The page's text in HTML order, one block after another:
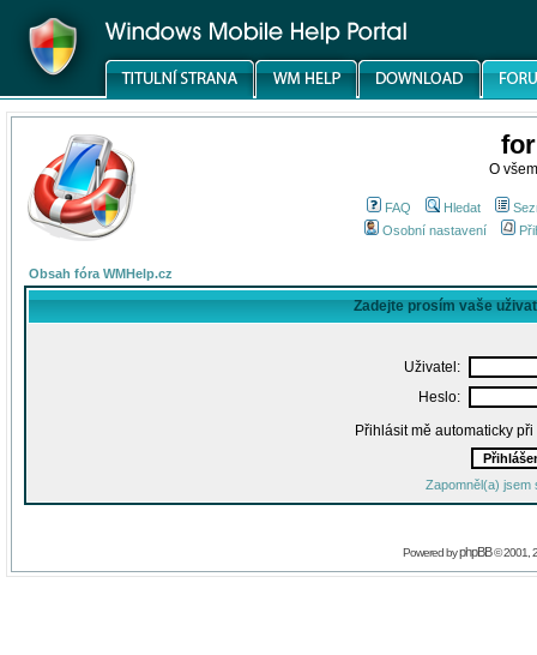
O
FAQ Hledat
Osobní nastavení
Obsah fóra WMHelp.cz
Zadejte prosím vaše
Uživatel:
Heslo:
Přihlásit mě automaticky
Zapomněl(a) jsem
Powered byphpBB© 2001,